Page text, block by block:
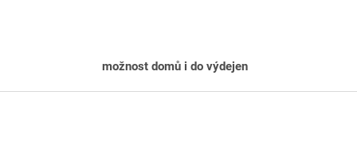
možnost domů i do výdejen